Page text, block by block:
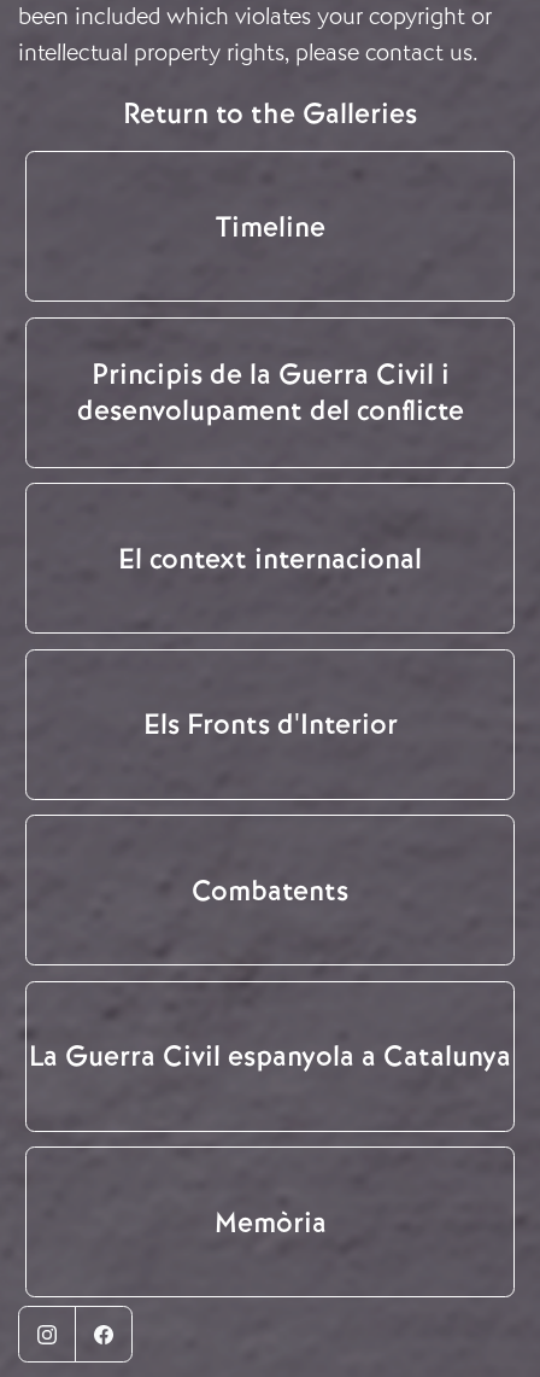
been included which violates your copyright or
intellectual property rights, please contact us.
Return to the Galleries
Timeline
Principis de la Guerra Civil i
desenvolupament del conflicte
El context internacional
Els Fronts d'Interior
Combatents
La Guerra Civil espanyola a Catalunya
Memòria
InstagramFacebook